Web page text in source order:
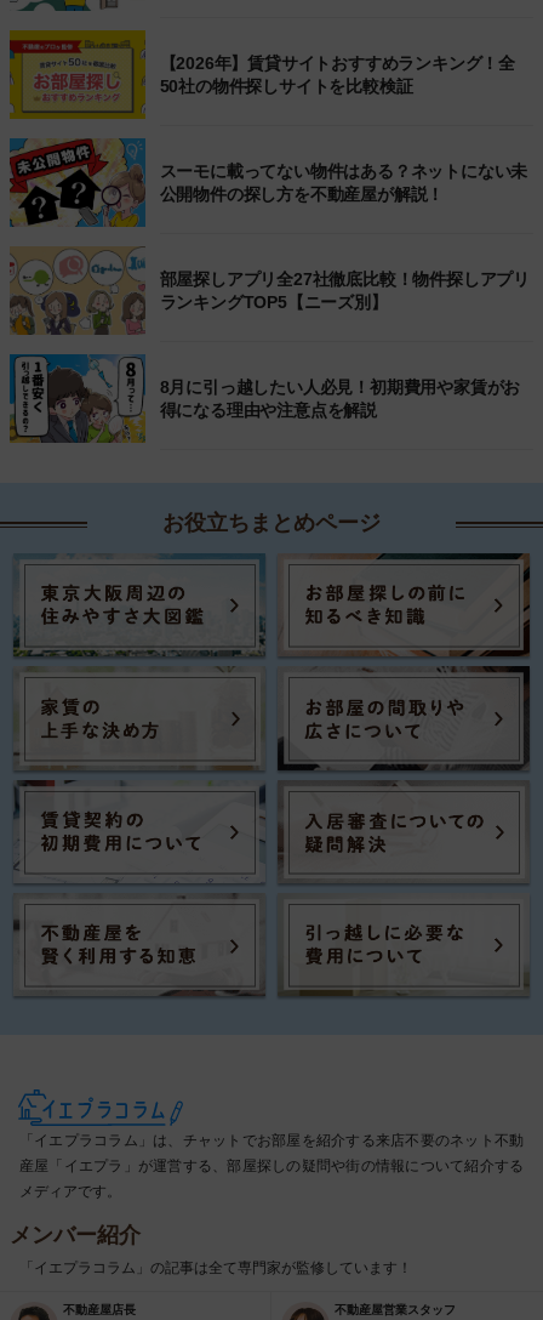
【2026年】賃貸サイトおすすめランキング！全
50社の物件探しサイトを比較検証
スーモに載ってない物件はある？ネットにない未
公開物件の探し方を不動産屋が解説！
部屋探しアプリ全27社徹底比較！物件探しアプリ
ランキングTOP5【ニーズ別】
8月に引っ越したい人必見！初期費用や家賃がお
得になる理由や注意点を解説
お役立ちまとめページ
「イエプラコラム」は、チャットでお部屋を紹介する来店不要のネット不動
産屋「イエプラ」が運営する、部屋探しの疑問や街の情報について紹介する
メディアです。
メンバー紹介
「イエプラコラム」の記事は全て専門家が監修しています！
不動産屋店長 不動産屋営業スタッフ